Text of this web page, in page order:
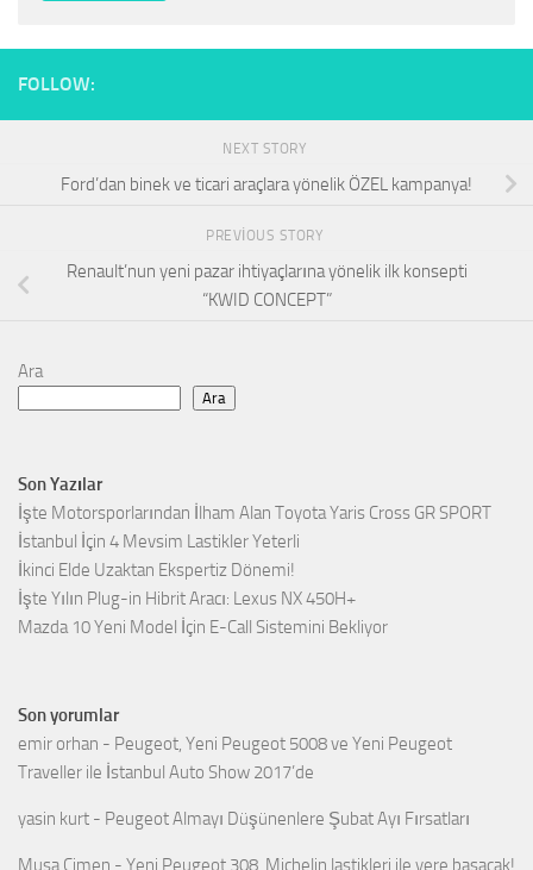
FOLLOW:
NEXT STORY
Ford’dan binek ve ticari araçlara yönelik ÖZEL kampanya!
PREVIOUS STORY
Renault’nun yeni pazar ihtiyaçlarına yönelik ilk konsepti
“KWID CONCEPT”
Ara
Ara
Son Yazılar
İşte Motorsporlarından İlham Alan Toyota Yaris Cross GR SPORT
İstanbul İçin 4 Mevsim Lastikler Yeterli
İkinci Elde Uzaktan Ekspertiz Dönemi!
İşte Yılın Plug-in Hibrit Aracı: Lexus NX 450H+
Mazda 10 Yeni Model İçin E-Call Sistemini Bekliyor
Son yorumlar
emir orhan - Peugeot, Yeni Peugeot 5008 ve Yeni Peugeot
Traveller ile İstanbul Auto Show 2017’de
yasin kurt - Peugeot Almayı Düşünenlere Şubat Ayı Fırsatları
Musa Çimen - Yeni Peugeot 308, Michelin lastikleri ile yere basacak!